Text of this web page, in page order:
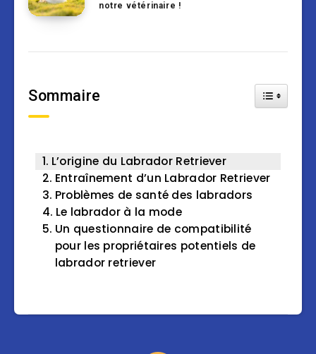
notre vétérinaire !
Sommaire Toggle
L’origine du Labrador Retriever
Entraînement d’un Labrador Retriever
Problèmes de santé des labradors
Le labrador à la mode
Un questionnaire de compatibilité
pour les propriétaires potentiels de
labrador retriever